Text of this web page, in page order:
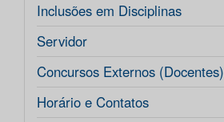
Inclusões em Disciplinas
Servidor
Concursos Externos (Docentes)
Horário e Contatos